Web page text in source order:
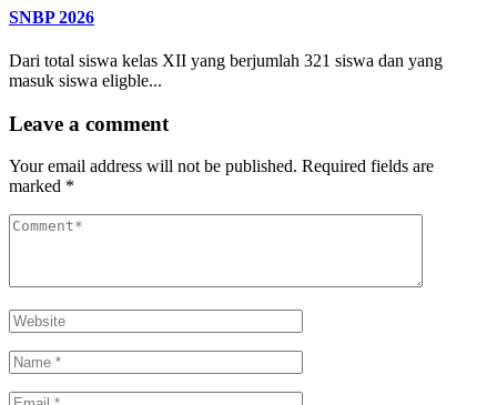
SNBP 2026
Dari total siswa kelas XII yang berjumlah 321 siswa dan yang
masuk siswa eligble...
Leave a comment
Your email address will not be published. Required fields are
marked *